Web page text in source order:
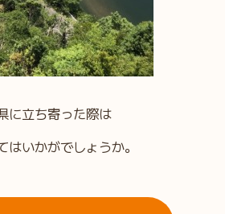
に立ち寄った際は
いかがでしょうか。